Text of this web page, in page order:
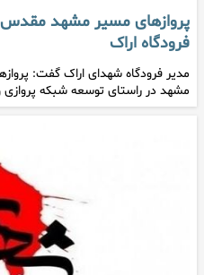
پروازهای مسیر مشهد
فرودگاه اراک
مدیر فرودگاه شهدای اراک گفت:
مشهد در راستای توسعه شبکه